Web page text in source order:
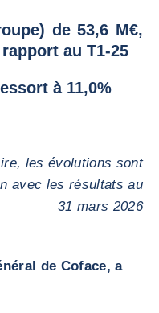
de 53,6 M€,
au T1-25
à 11,0%
les évolutions sont
avec les résultats au
31 mars 2026
de Coface, a